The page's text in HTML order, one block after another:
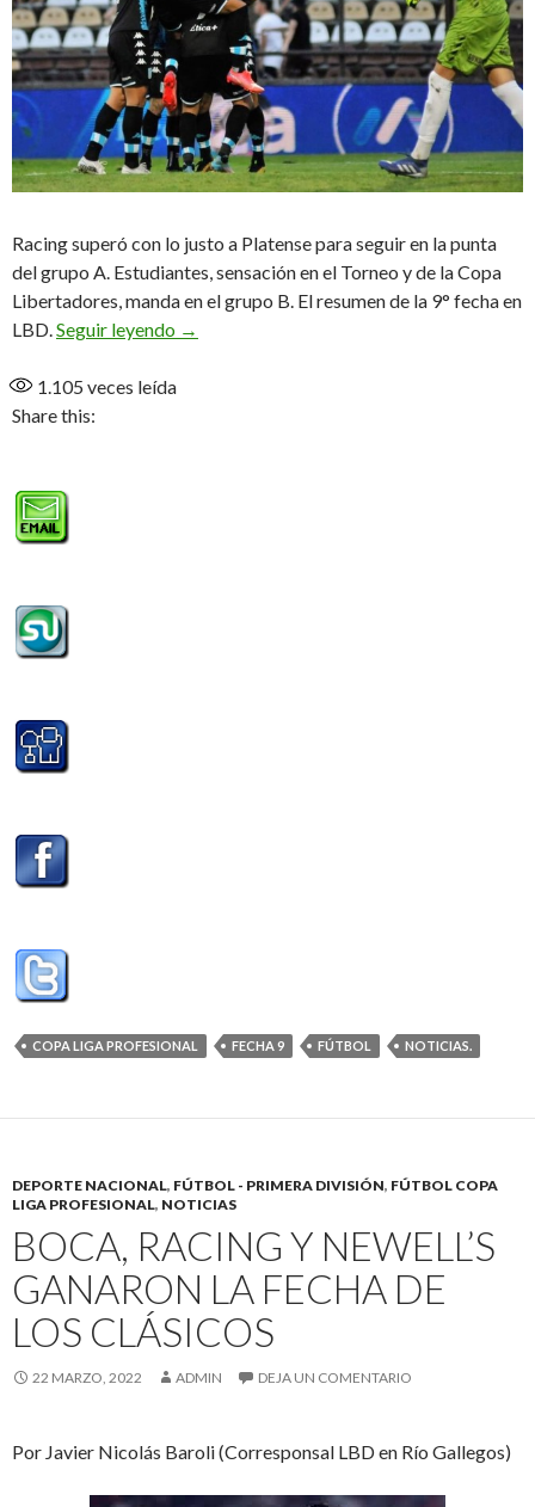
Racing superó con lo justo a Platense para seguir en la punta
del grupo A. Estudiantes, sensación en el Torneo y de la Copa
Libertadores, manda en el grupo B. El resumen de la 9° fecha en
LBD.Seguir leyendo Puntero e invicto
→
1.105 veces leída
Share this:
COPA LIGA PROFESIONAL FECHA 9 FÚTBOL NOTICIAS.
DEPORTE NACIONAL, FÚTBOL - PRIMERA DIVISIÓN, FÚTBOL COPA
LIGA PROFESIONAL, NOTICIAS
BOCA, RACING Y NEWELL’S
GANARON LA FECHA DE
LOS CLÁSICOS
22 MARZO, 2022 ADMIN DEJA UN COMENTARIO
Por Javier Nicolás Baroli (Corresponsal LBD en Río Gallegos)